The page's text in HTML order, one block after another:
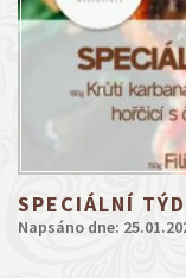
SPECIÁLNÍ
Napsáno dne: